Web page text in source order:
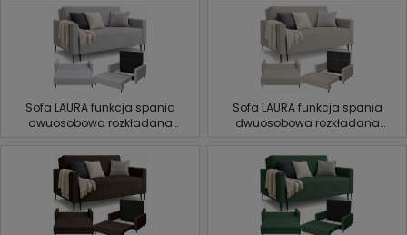
Sofa LAURA funkcja spania
dwuosobowa rozkładana
SZTRUKS
Sofa LAURA funkcja spania
dwuosobowa rozkładana
SZTRUKS Beżowy